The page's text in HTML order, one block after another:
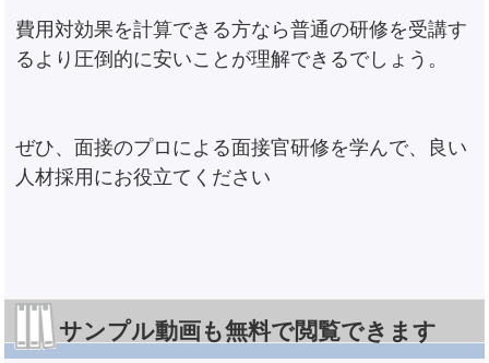
費用対効果を計算できる方なら普通の研修を受講す
るより圧倒的に安いことが理解できるでしょう。
ぜひ、面接のプロによる面接官研修を学んで、良い
人材採用にお役立てください
サンプル動画も無料で閲覧できます